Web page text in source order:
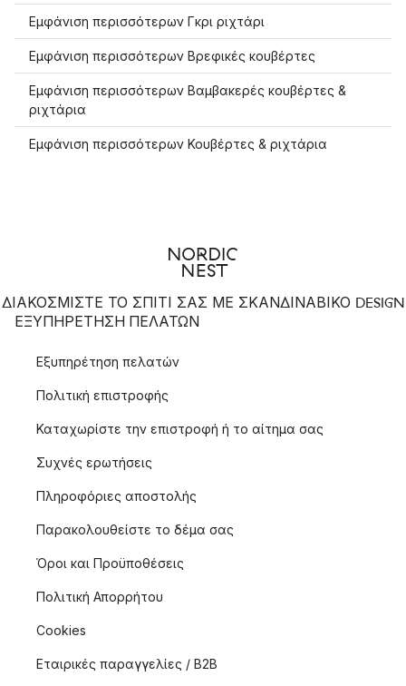
Εμφάνιση περισσότερων Γκρι ριχτάρι
Εμφάνιση περισσότερων Βρεφικές κουβέρτες
Εμφάνιση περισσότερων Βαμβακερές κουβέρτες &
ριχτάρια
Εμφάνιση περισσότερων Κουβέρτες & ριχτάρια
ΔΙΑΚΟΣΜΙΣΤΕ ΤΟ ΣΠΙΤΙ ΣΑΣ ΜΕ ΣΚΑΝΔΙΝΑΒΙΚΟ DESIGN
ΕΞΥΠΗΡΈΤΗΣΗ ΠΕΛΑΤΏΝ
Εξυπηρέτηση πελατών
Πολιτική επιστροφής
Καταχωρίστε την επιστροφή ή το αίτημα σας
Συχνές ερωτήσεις
Πληροφόριες αποστολής
Παρακολουθείστε το δέμα σας
Όροι και Προϋποθέσεις
Πολιτική Απορρήτου
Cookies
Εταιρικές παραγγελίες / B2B